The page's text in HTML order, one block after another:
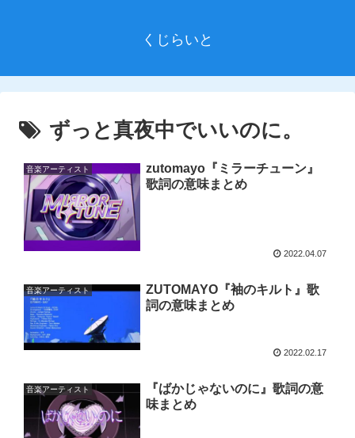
くじらいと
ずっと真夜中でいいのに。
音楽アーティスト
zutomayo『ミラーチューン』
歌詞の意味まとめ
2022.04.07
音楽アーティスト
ZUTOMAYO『袖のキルト』歌
詞の意味まとめ
2022.02.17
音楽アーティスト
『ばかじゃないのに』歌詞の意
味まとめ